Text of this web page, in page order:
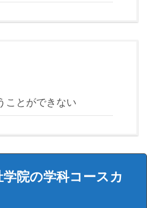
ことができない
院の学科コースカ